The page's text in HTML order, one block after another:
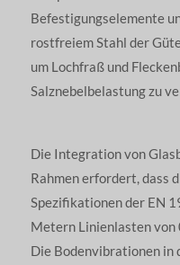
Befestigungselemente
rostfreiem Stahl der
um Lochfraß und
Salznebelbelastung zu
Die Integration von
Rahmen erfordert, dass
Spezifikationen der EN
Metern Linienlasten von
Die Bodenvibrationen in